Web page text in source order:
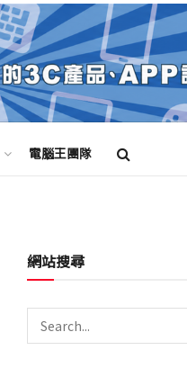
電腦王團隊
網站搜尋